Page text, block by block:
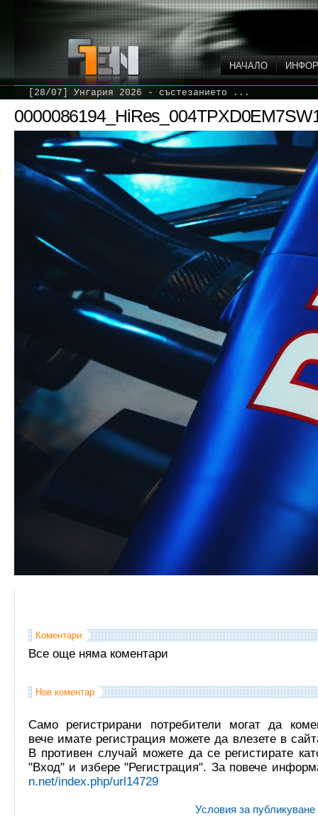
НАЧАЛО
[28/07] Унгария 2026 - състезанието ...
Коментари
Все още няма коментари
Нов коментар
Само регистрирани потребители могат да
вече имате регистрация можете да влезете в
В противен случай можете да се регистирате
"Вход" и избере "Регистрация". За повече
n.net/index.php/url14729
Условия за